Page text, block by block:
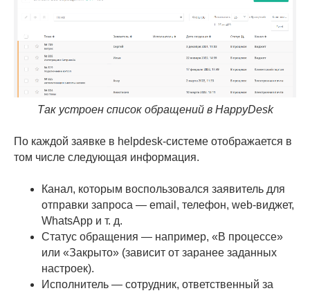
Так устроен список обращений в HappyDesk
По каждой заявке в helpdesk-системе отображается в
том числе следующая информация.
Канал, которым воспользовался заявитель для
отправки запроса — email, телефон, web-виджет,
WhatsApp и т. д.
Статус обращения — например, «В процессе»
или «Закрыто» (зависит от заранее заданных
настроек).
Исполнитель — сотрудник, ответственный за